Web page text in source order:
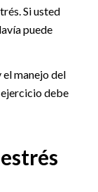
Si usted
puede
manejo del
debe